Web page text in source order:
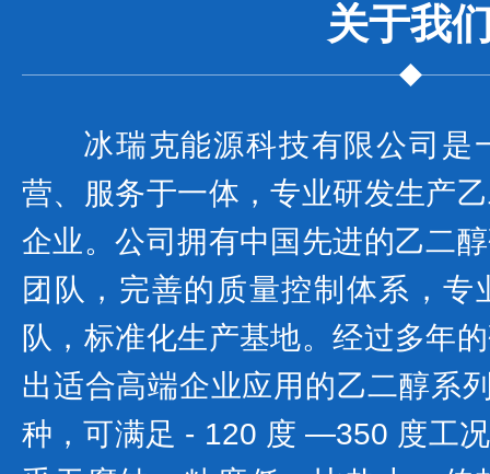
关于我
冰瑞克能源科技有限公司是
营、服务于一体，专业研发生产
企业。公司拥有中国先进的乙二
团队，完善的质量控制体系，
队，标准化生产基地。经过多年
出适合高端企业应用的乙二醇系
种，可满足 - 120 度 —350 度工